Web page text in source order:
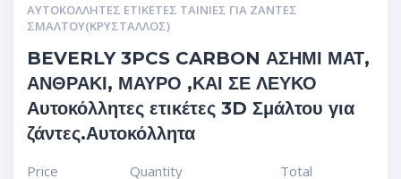
ΑΥΤΟΚΌΛΛΗΤΕΣ ΕΤΙΚΈΤΕΣ ΤΑΙΝΊΕΣ ΓΙΑ ΖΆΝΤΕΣ
ΣΜΆΛΤΟΥ(ΚΡΎΣΤΑΛΛΟΣ)
BEVERLY 3PCS CARBON ΑΣΗΜΙ ΜΑΤ,
ΑΝΘΡΑΚΙ, ΜΑΥΡΟ ,ΚΑΙ ΣΕ ΛΕΥΚΟ
Αυτοκόλλητες ετικέτες 3D Σμάλτου για
ζάντες.Αυτοκόλλητα
Price Quantity Total